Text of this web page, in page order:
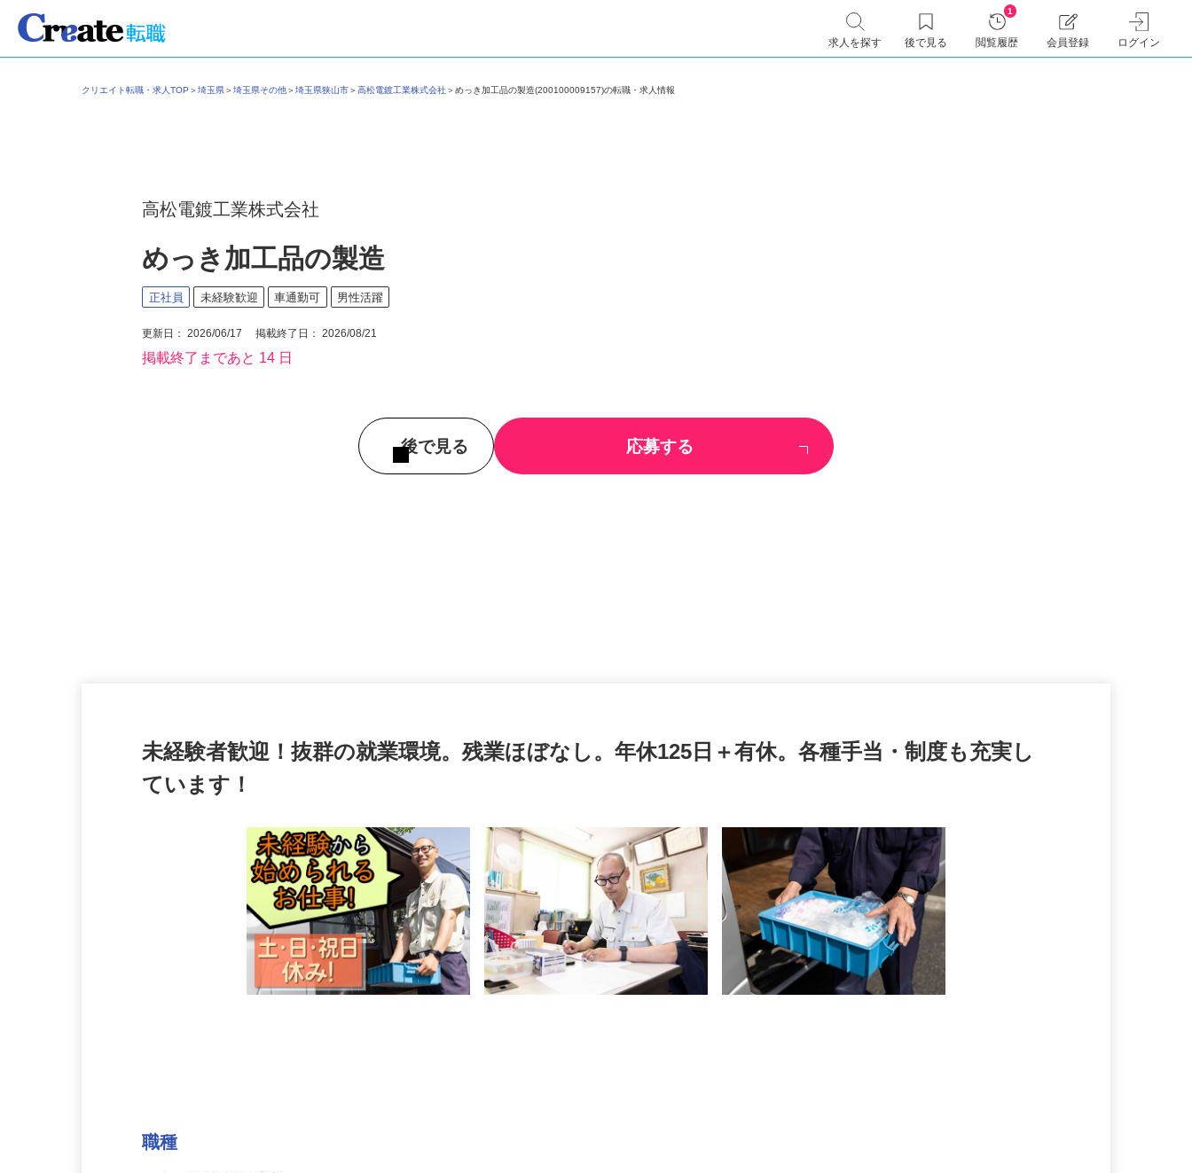
求人を探す 後で見る
1
閲覧履歴 会員登録 ログイン
クリエイト転職・求人TOP＞埼玉県＞埼玉県その他＞埼玉県狭山市＞高松電鍍工業株式会社＞めっき加工品の製造(200100009157)の転職・求人情報
高松電鍍工業株式会社
めっき加工品の製造
正社員 未経験歓迎 車通勤可 男性活躍
更新日： 2026/06/17 掲載終了日： 2026/08/21
掲載終了まであと 14 日
後で見る 応募する
未経験者歓迎！抜群の就業環境。残業ほぼなし。年休125日＋有休。各種手当・制度も充実し
ています！